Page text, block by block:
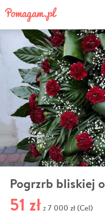
Pogrzrb bliskiej
51 zł z 7 000 zł (Cel)